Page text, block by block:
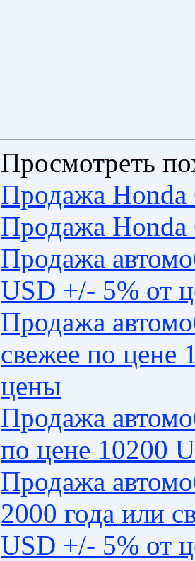
Просмотреть
Продажа
Продажа
Продажа
USD +/- 5% от
Продажа
свежее по цене
цены
Продажа
по цене 10200
Продажа
2000 года или
USD +/- 5% от